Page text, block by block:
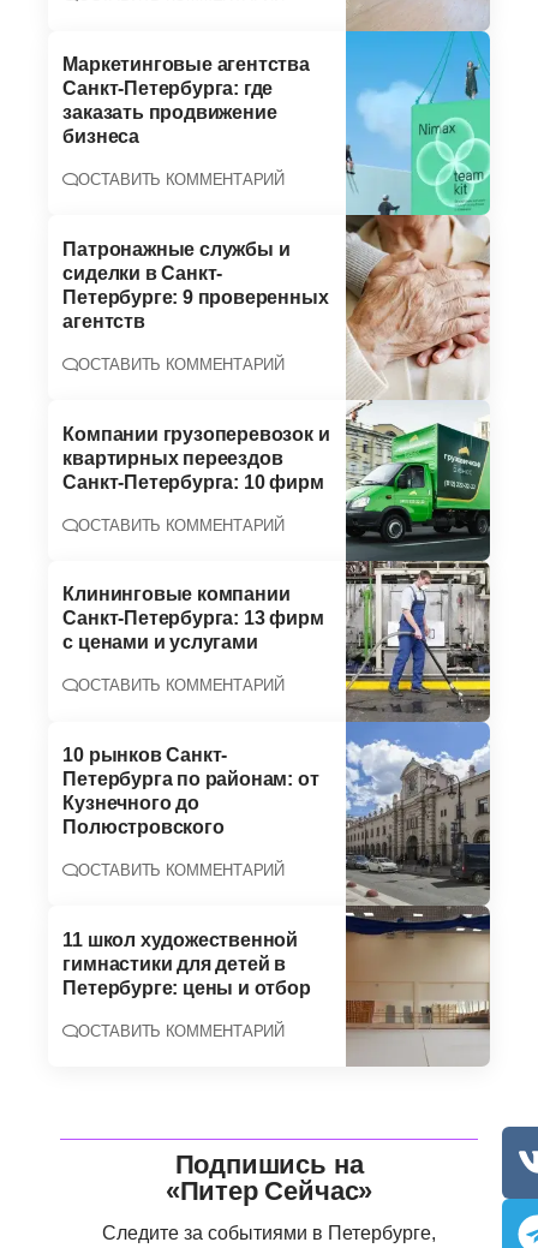
Маркетинговые агентства
Санкт-Петербурга: где
заказать продвижение
бизнеса
ОСТАВИТЬ КОММЕНТАРИЙ
Патронажные службы и
сиделки в Санкт-
Петербурге: 9 проверенных
агентств
ОСТАВИТЬ КОММЕНТАРИЙ
Компании грузоперевозок и
квартирных переездов
Санкт-Петербурга: 10 фирм
ОСТАВИТЬ КОММЕНТАРИЙ
Клининговые компании
Санкт-Петербурга: 13 фирм
с ценами и услугами
ОСТАВИТЬ КОММЕНТАРИЙ
10 рынков Санкт-
Петербурга по районам: от
Кузнечного до
Полюстровского
ОСТАВИТЬ КОММЕНТАРИЙ
11 школ художественной
гимнастики для детей в
Петербурге: цены и отбор
ОСТАВИТЬ КОММЕНТАРИЙ
Подпишись на
«Питер Сейчас»
Следите за событиями в Петербурге,